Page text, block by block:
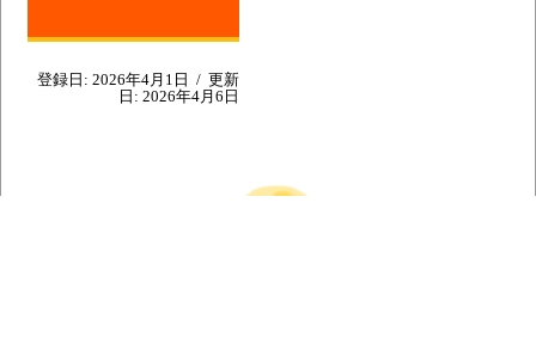
登録日: 2026年4月1日 / 更新
日: 2026年4月6日